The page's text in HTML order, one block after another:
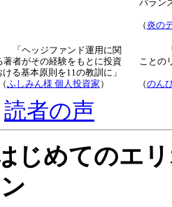
読者による新
「本書で一番大きな価値が
あると思うのが、損益比率
の検証結果を紹介している
第9章のリワードリスクの
研究です」
ホワイト様 FX/先物18年
よ